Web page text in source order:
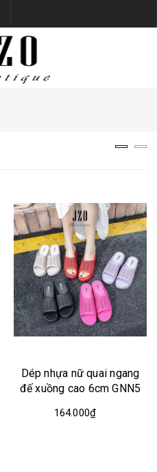
TẬP
GIÀY DÉP
HỆ
Dép nhựa nữ quai ngang
đế xuồng cao 6cm GNN5
164.000₫